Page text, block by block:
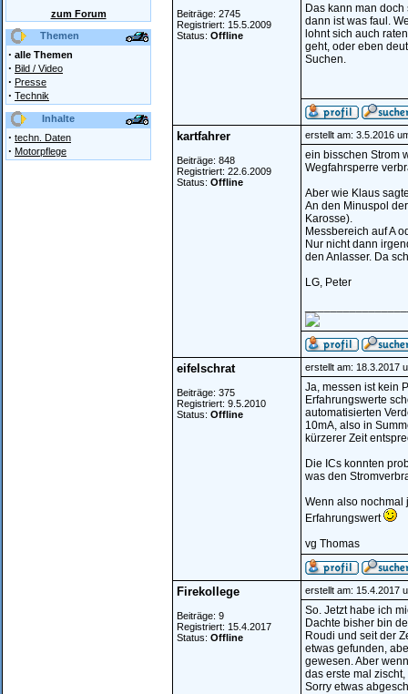
zum Forum
Themen
· alle Themen
· Bild / Video
· Presse
· Technik
Inhalte
· techn. Daten
· Motorpflege
Beiträge: 2745
Registriert: 15.5.2009
Status: Offline
Das kann man
dann ist was faul.
lohnt sich auch
geht, oder eben
Suchen.
kartfahrer
Beiträge: 848
Registriert: 22.6.2009
Status: Offline
erstellt am: 3.5.2016
ein bisschen Strom
Wegfahrsperre
Aber wie Klaus
An den Minuspol
Karosse).
Messbereich auf A
Nur nicht dann
den Anlasser. Da
LG, Peter
eifelschrat
Beiträge: 375
Registriert: 9.5.2010
Status: Offline
erstellt am: 18.3.2017
Ja, messen ist kein
Erfahrungswerte
automatisierten
10mA, also in
kürzerer Zeit
Die ICs konnten
was den
Wenn also nochmal
Erfahrungswert
vg Thomas
Firekollege
Beiträge: 9
Registriert: 15.4.2017
Status: Offline
erstellt am: 15.4.2017
So. Jetzt habe ich
Dachte bisher bin
Roudi und seit der
etwas gefunden,
gewesen. Aber
das erste mal
Sorry etwas